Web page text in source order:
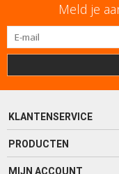
Meld je
KLANTENSERVICE
PRODUCTEN
MIJN ACCOUNT